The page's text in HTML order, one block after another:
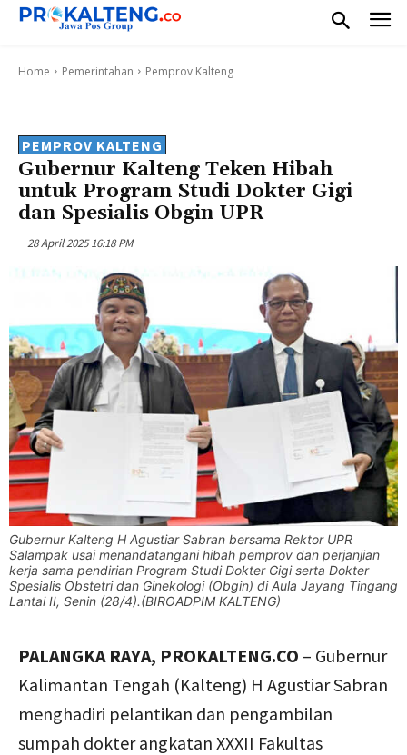
Home Pemerintahan Pemprov Kalteng
PEMPROV KALTENG
Gubernur Kalteng Teken Hibah
untuk Program Studi Dokter Gigi
dan Spesialis Obgin UPR
28 April 2025 16:18 PM
Gubernur Kalteng H Agustiar Sabran bersama Rektor UPR
Salampak usai menandatangani hibah pemprov dan perjanjian
kerja sama pendirian Program Studi Dokter Gigi serta Dokter
Spesialis Obstetri dan Ginekologi (Obgin) di Aula Jayang Tingang
Lantai II, Senin (28/4).(BIROADPIM KALTENG)
PALANGKA RAYA, PROKALTENG.CO – Gubernur
Kalimantan Tengah (Kalteng) H Agustiar Sabran
menghadiri pelantikan dan pengambilan
sumpah dokter angkatan XXXII Fakultas